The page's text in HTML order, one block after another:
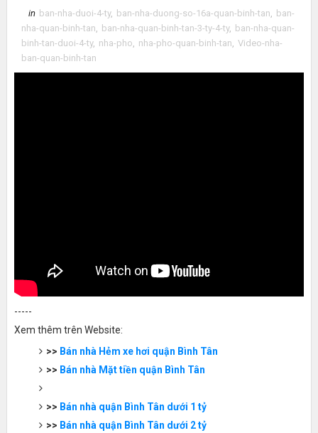
in ban-nha-duoi-4-ty, ban-nha-duong-so-16a-quan-binh-tan, ban-
nha-quan-binh-tan, ban-nha-quan-binh-tan-3-ty-4-ty, ban-nha-quan-
binh-tan-duoi-4-ty, nha-pho, nha-pho-quan-binh-tan, Video-nha-
ban-quan-binh-tan
-----
Xem thêm trên Website:
>> Bán nhà Hẻm xe hơi quận Bình Tân
>> Bán nhà Mặt tiền quận Bình Tân
>> Bán nhà quận Bình Tân dưới 1 tỷ
>> Bán nhà quận Bình Tân dưới 2 tỷ